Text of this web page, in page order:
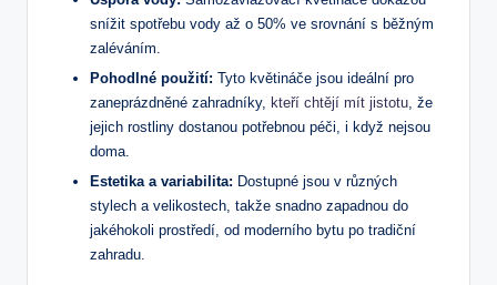
snížit spotřebu vody až o 50% ⁣ve srovnání s běžným
zaléváním.
Pohodlné použití: Tyto květináče jsou ideální pro
zaneprázdněné zahradníky, kteří chtějí mít jistotu, že
jejich rostliny dostanou potřebnou péči, i když nejsou
doma.
Estetika a variabilita: Dostupné jsou v různých
stylech a velikostech, takže snadno zapadnou do
jakéhokoli prostředí, od moderního bytu po tradiční
zahradu.